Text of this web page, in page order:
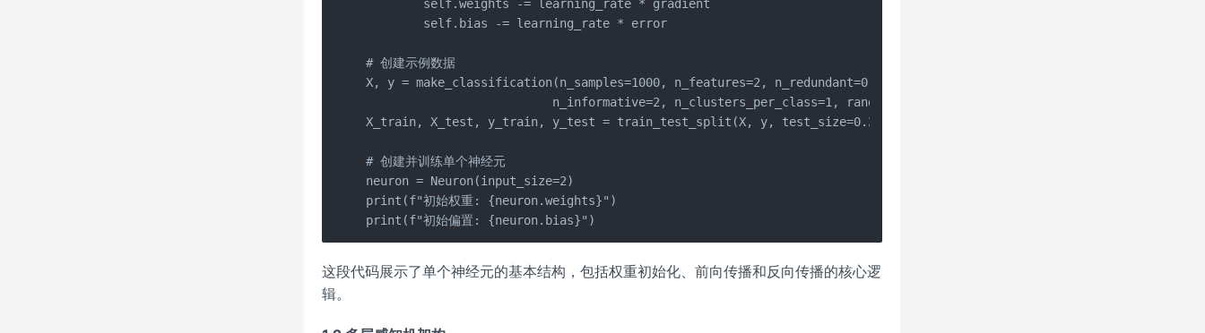
        self.weights -= learning_rate * gradient
        self.bias -= learning_rate * error
# 创建示例数据
X, y = make_classification(n_samples=1000, n_features=2, n_redundant=0,
                          n_informative=2, n_clusters_per_class=1, random_state=42)
X_train, X_test, y_train, y_test = train_test_split(X, y, test_size=0.2, random_state=42)
# 创建并训练单个神经元
neuron = Neuron(input_size=2)
print(f"初始权重: {neuron.weights}")
print(f"初始偏置: {neuron.bias}")
这段代码展示了单个神经元的基本结构，包括权重初始化、前向传播和反向传播的核心逻
辑。